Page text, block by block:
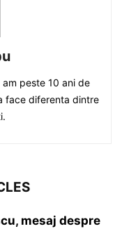
peste 10 ani de
face diferenta dintre
mesaj despre